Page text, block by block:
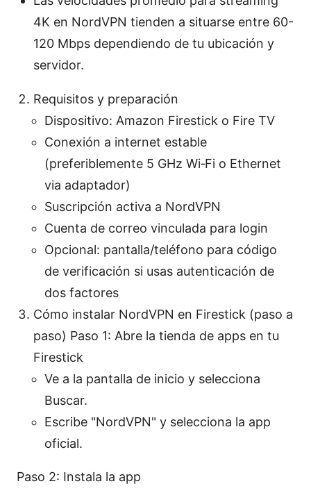
4K en NordVPN tienden a situarse entre 60-
120 Mbps dependiendo de tu ubicación y
servidor.
Requisitos y preparación
Dispositivo: Amazon Firestick o Fire TV
Conexión a internet estable
(preferiblemente 5 GHz Wi‑Fi o Ethernet
via adaptador)
Suscripción activa a NordVPN
Cuenta de correo vinculada para login
Opcional: pantalla/teléfono para código
de verificación si usas autenticación de
dos factores
Cómo instalar NordVPN en Firestick (paso a
paso) Paso 1: Abre la tienda de apps en tu
Firestick
Ve a la pantalla de inicio y selecciona
Buscar.
Escribe "NordVPN" y selecciona la app
oficial.
Paso 2: Instala la app